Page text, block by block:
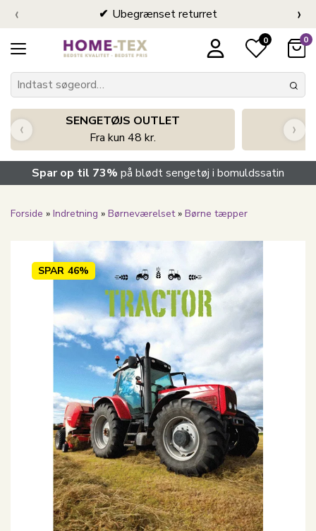
Ubegrænset returret
‹ ›
0 0
SENGETØJS OUTLET
Fra kun 48 kr.
‹ ›
Spar op til 73% på blødt sengetøj i bomuldssatin
Forside » Indretning » Børneværelset» Børne tæpper
SPAR 46%